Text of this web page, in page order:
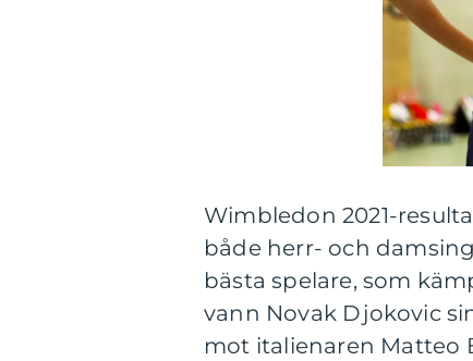
Wimbledon 2021-
både herr- och
bästa spelare, som
vann Novak Djokovic
mot italienaren Matteo